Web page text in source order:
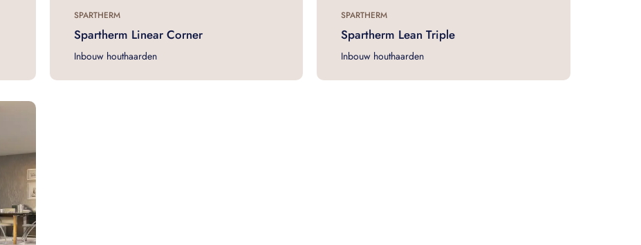
SPARTHERM
Spartherm Linear Corner
Inbouw houthaarden
SPARTHERM
Spartherm Lean Triple
Inbouw houthaarden